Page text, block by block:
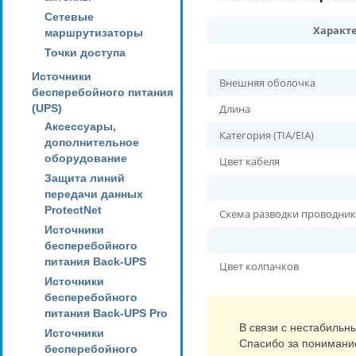
Сетевые
маршрутизаторы
Точки доступа
Источники
бесперебойного питания
(UPS)
Аксессуары,
дополнительное
оборудование
Защита линий
передачи данных
ProtectNet
Источники
бесперебойного
питания Back-UPS
Источники
бесперебойного
питания Back-UPS Pro
Источники
бесперебойного
Внешняя оболочка
Длина
Категория (TIA/EIA)
Цвет кабеля
Схема разводки
Цвет колпачков
В связи с
Спасибо за